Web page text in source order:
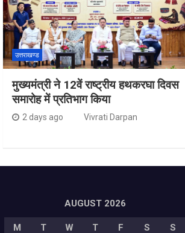
उत्तराखण्ड
मुख्यमंत्री ने 12वें राष्ट्रीय हथकरघा दिवस
समारोह में प्रतिभाग किया
2 days ago Vivrati Darpan
AUGUST 2026
M T W T F S S